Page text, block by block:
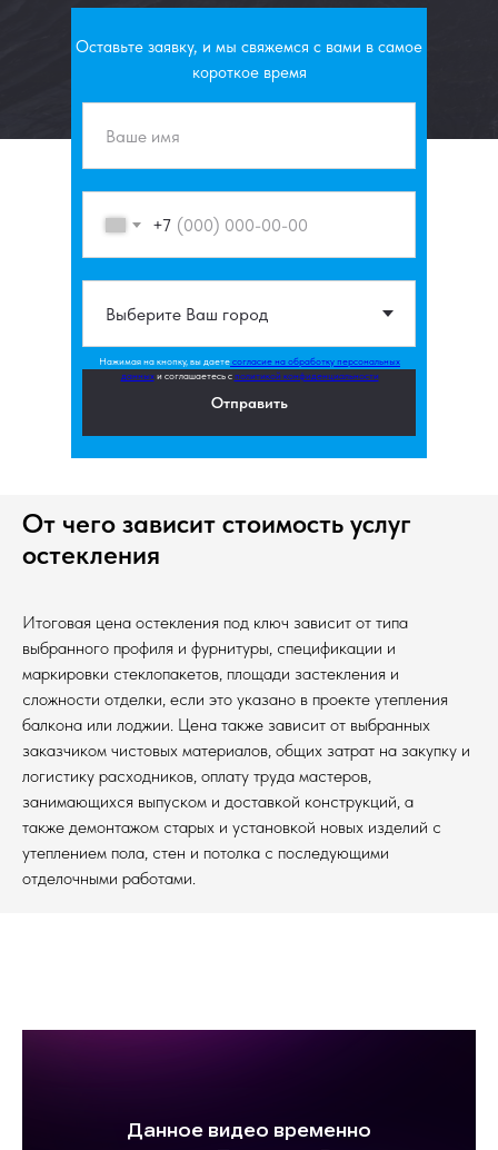
Оставьте заявку, и мы свяжемся с вами в самое
короткое время
+7
Отправить
Нажимая на кнопку, вы даетесогласие на обработку персональных
данныхи соглашаетесь cполитикой конфиденциальности
От чего зависит стоимость услуг
остекления
Итоговая цена остекления под ключ зависит от типа
выбранного профиля и фурнитуры, спецификации и
маркировки стеклопакетов, площади застекления и
сложности отделки, если это указано в проекте утепления
балкона или лоджии. Цена также зависит от выбранных
заказчиком чистовых материалов, общих затрат на закупку и
логистику расходников, оплату труда мастеров,
занимающихся выпуском и доставкой конструкций, а
также демонтажом старых и установкой новых изделий с
утеплением пола, стен и потолка с последующими
отделочными работами.